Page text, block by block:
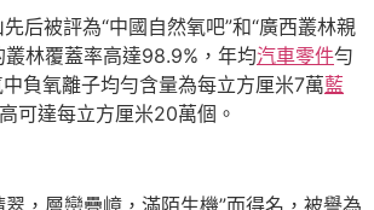
后被評為“中國自然氧吧”和“廣西叢林親
叢林覆蓋率高達98.9%，年均汽車零件勻
負氧離子均勻含量為每立方厘米7萬藍
可達每立方厘米20萬個。